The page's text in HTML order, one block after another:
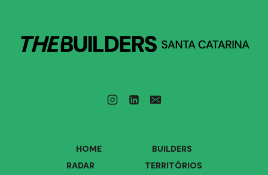
HOME
BUILDERS
RADAR
TERRITÓRIOS